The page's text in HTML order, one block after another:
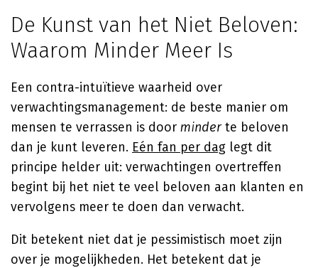
De Kunst van het Niet Beloven:
Waarom Minder Meer Is
Een contra-intuïtieve waarheid over
verwachtingsmanagement: de beste manier om
mensen te verrassen is door minderte beloven
dan je kunt leveren. Eén fan per dag legt dit
principe helder uit: verwachtingen overtreffen
begint bij het niet te veel beloven aan klanten en
vervolgens meer te doen dan verwacht.
Dit betekent niet dat je pessimistisch moet zijn
over je mogelijkheden. Het betekent dat je